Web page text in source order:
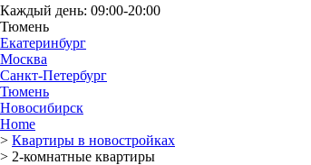
Каждый день: 09:00-20:00
Тюмень
Екатеринбург
Москва
Санкт-Петербург
Тюмень
Новосибирск
Home
> Квартиры в новостройках
> 2-комнатные квартиры